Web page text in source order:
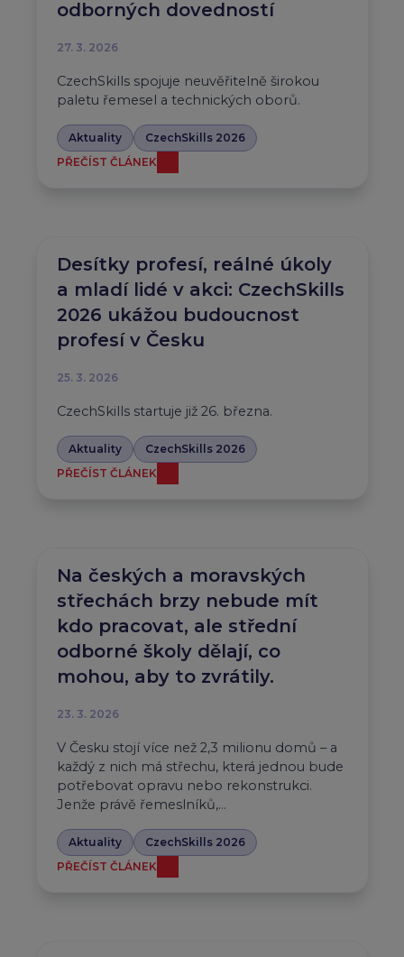
odborných dovedností
27. 3. 2026
CzechSkills spojuje neuvěřitelně širokou
paletu řemesel a technických oborů.
Aktuality
CzechSkills 2026
PŘEČÍST ČLÁNEK
Desítky profesí, reálné úkoly
a mladí lidé v akci: CzechSkills
2026 ukážou budoucnost
profesí v Česku
25. 3. 2026
CzechSkills startuje již 26. března.
Aktuality
CzechSkills 2026
PŘEČÍST ČLÁNEK
Na českých a moravských
střechách brzy nebude mít
kdo pracovat, ale střední
odborné školy dělají, co
mohou, aby to zvrátily.
23. 3. 2026
V Česku stojí více než 2,3 milionu domů – a
každý z nich má střechu, která jednou bude
potřebovat opravu nebo rekonstrukci.
Jenže právě řemeslníků,…
Aktuality
CzechSkills 2026
PŘEČÍST ČLÁNEK